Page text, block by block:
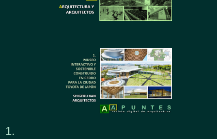
1.